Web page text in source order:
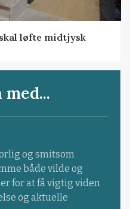
løfte midtjysk
og smitsom
både vilde og
for at få vigtig viden
og aktuelle